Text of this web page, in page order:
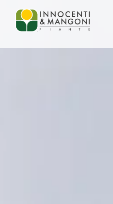
Skip to main content